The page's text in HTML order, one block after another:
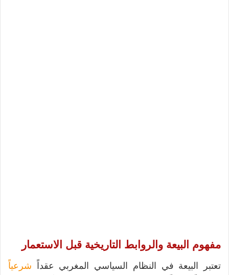
مفهوم البيعة والروابط التاريخية قبل الاستعمار
تعتبر البيعة في النظام السياسي المغربي عقداً شرعياً